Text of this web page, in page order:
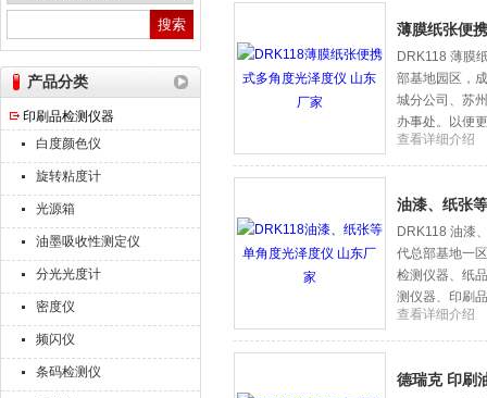
产品分类
印刷品检测仪器
白度颜色仪
旋转粘度计
光源箱
油墨吸收性测定仪
分光光度计
密度仪
频闪仪
条码检测仪
薄膜纸张便
DRK118 薄膜
部基地园区，
城分公司、苏
办事处。以便
查看详细介绍
油漆、纸张
DRK118 油漆
代总部基地一
检测仪器、纸
测仪器、印刷
等。
查看详细介绍
德瑞克 印刷